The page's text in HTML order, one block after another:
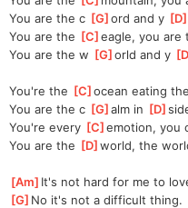
You are the c [G ]
ord and y [D
You are the [C ]
eagle, you are
You are the w [G ]
orld and y [D
You're the [C ]
ocean eating the
You are the c [G ]
alm in [D ]
You're every [C ]
emotion, you
You are the [D ]
world, the
[Am ]It's not hard for me to
[G ]No it's not a difficult thing.